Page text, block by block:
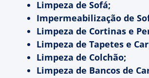
Limpeza de Sofá;
Impermeabilização de
Limpeza de Cortinas e
Limpeza de Tapetes e
Limpeza de Colchão;
Limpeza de Bancos de